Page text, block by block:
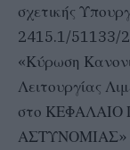
σχετικής
2415.1/51133/
«Κύρωση
Λειτουργίας
στο ΚΕΦΑΛΑΙΟ
ΑΣΤΥΝΟΜΙΑΣ»